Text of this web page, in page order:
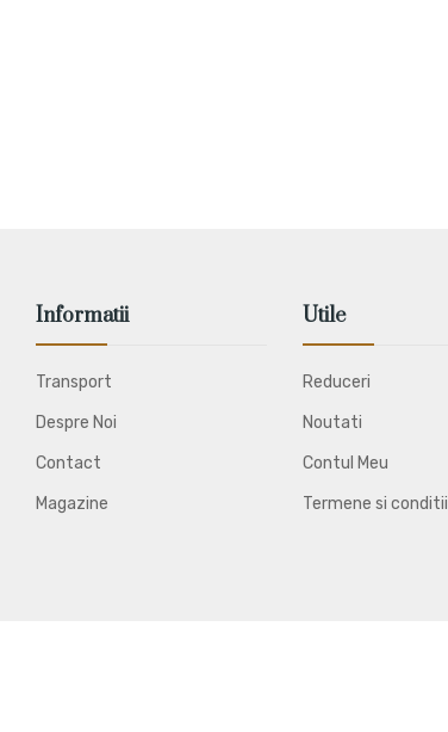
Informatii
Transport
Despre Noi
Contact
Magazine
Utile
Reduceri
Noutati
Contul Meu
Termene si conditii